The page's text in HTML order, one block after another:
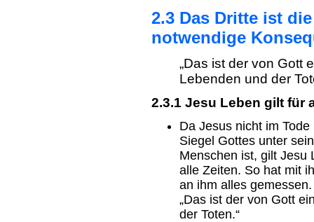
2.3 Das Dritte ist
notwendige
„Das ist der von Gott
Lebenden und der
2.3.1 Jesu Leben gilt für
Da Jesus nicht im
Siegel Gottes unter
Menschen ist, gilt Jesu
alle Zeiten. So hat mit
an ihm alles
„Das ist der von Gott
der Toten.“